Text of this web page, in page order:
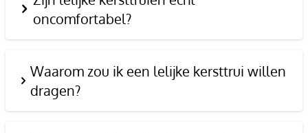
oncomfortabel?
Waarom zou ik een lelijke kersttrui willen
dragen?